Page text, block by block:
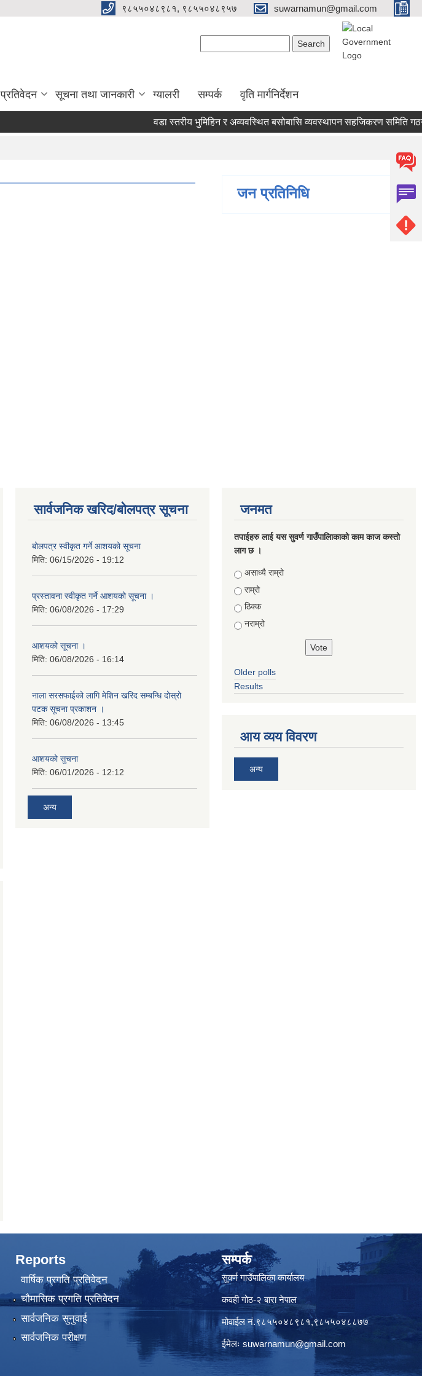
९८५५०४८९८१, ९८५५०४८९५७ suwarnamun@gmail.com
प्रतिवेदन सूचना तथा जानकारी ग्यालरी सम्पर्क वृति मार्गनिर्देशन
वडा स्तरीय भुमिहिन र अव्यवस्थित बसोबासि व्यवस्थापन सहजिकरण समिति गठन
जन प्रतिनिधि
सार्वजनिक खरिद/बोलपत्र सूचना
बोलपत्र स्वीकृत गर्ने आशयको सूचना
मिति: 06/15/2026 - 19:12
प्रस्तावना स्वीकृत गर्ने आशयको सूचना ।
मिति: 06/08/2026 - 17:29
आशयको सूचना ।
मिति: 06/08/2026 - 16:14
नाला सरसफाईको लागि मेशिन खरिद सम्बन्धि दोस्रो
पटक सूचना प्रकाशन ।
मिति: 06/08/2026 - 13:45
आशयको सुचना
मिति: 06/01/2026 - 12:12
अन्य
जनमत
तपाईहरु लाई यस सुवर्ण गाउँपालिाकाको काम काज कस्तो
लाग छ ।
Choices
असाध्यै राम्रो
राम्रो
ठिक्क
नराम्रो
Older polls
Results
आय व्यय विवरण
अन्य
Reports
वार्षिक प्रगति प्रतिवेदन
चौमासिक प्रगति प्रतिवेदन
सार्वजनिक सुनुवाई
सार्वजनिक परीक्षण
सम्पर्क
सुवर्ण गाउँपालिका कार्यालय
कवही गोठ-२ बारा नेपाल
मोवाईल नं.९८५५०४८९८१,९८५५०४८८७७
ईमेलः suwarnamun@gmail.com